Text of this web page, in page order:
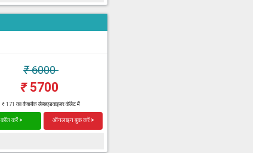
₹6000
₹5700
₹ 171 का कैशबैक लैब्सएडवाइजर वॉलेट में
कॉल करें > ऑनलाइन बुक करें >